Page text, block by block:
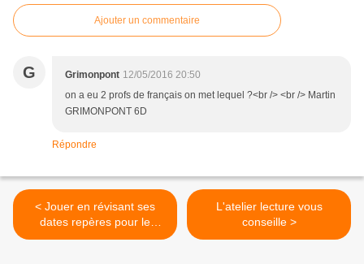
Ajouter un commentaire
G Grimonpont 12/05/2016 20:50
on a eu 2 profs de français on met lequel ?<br /> <br /> Martin
GRIMONPONT 6D
Répondre
< Jouer en révisant ses
dates repères pour le
brevet
L'atelier lecture vous
conseille >